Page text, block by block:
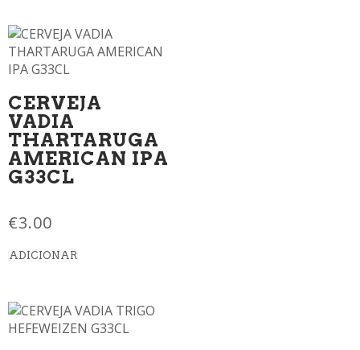
CERVEJA
VADIA
THARTARUGA
AMERICAN IPA
G33CL
€3.00
ADICIONAR